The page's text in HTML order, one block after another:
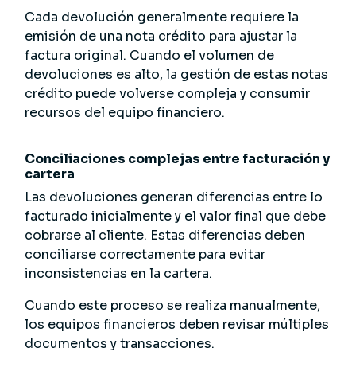
Cada devolución generalmente requiere la
emisión de una nota crédito para ajustar la
factura original. Cuando el volumen de
devoluciones es alto, la gestión de estas notas
crédito puede volverse compleja y consumir
recursos del equipo financiero.
Conciliaciones complejas entre facturación y
cartera
Las devoluciones generan diferencias entre lo
facturado inicialmente y el valor final que debe
cobrarse al cliente. Estas diferencias deben
conciliarse correctamente para evitar
inconsistencias en la cartera.
Cuando este proceso se realiza manualmente,
los equipos financieros deben revisar múltiples
documentos y transacciones.